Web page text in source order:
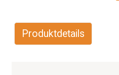
Produktdetails